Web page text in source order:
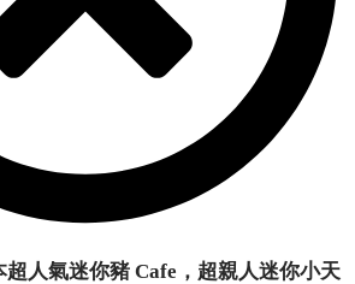
人氣迷你豬 Cafe，超親人迷你小天